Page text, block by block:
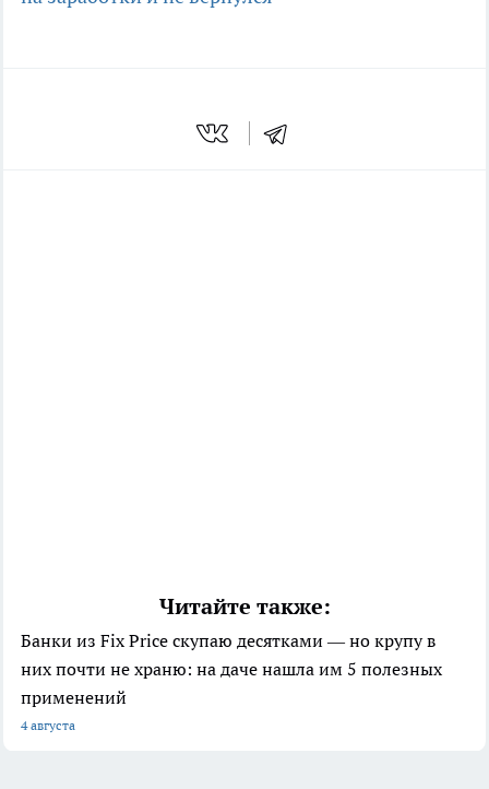
Читайте также:
Банки из Fix Price скупаю десятками — но крупу в
них почти не храню: на даче нашла им 5 полезных
применений
4 августа